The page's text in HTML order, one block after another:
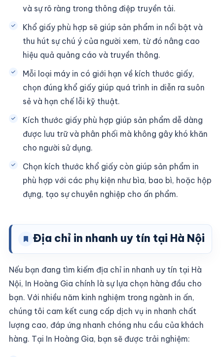
và sự rõ ràng trong thông điệp truyền tải.
Khổ giấy phù hợp sẽ giúp sản phẩm in nổi bật và
thu hút sự chú ý của người xem, từ đó nâng cao
hiệu quả quảng cáo và truyền thông.
Mỗi loại máy in có giới hạn về kích thước giấy,
chọn đúng khổ giấy giúp quá trình in diễn ra suôn
sẻ và hạn chế lỗi kỹ thuật.
Kích thước giấy phù hợp giúp sản phẩm dễ dàng
được lưu trữ và phân phối mà không gây khó khăn
cho người sử dụng.
Chọn kích thước khổ giấy còn giúp sản phẩm in
phù hợp với các phụ kiện như bìa, bao bì, hoặc hộp
đựng, tạo sự chuyên nghiệp cho ấn phẩm.
Địa chỉ in nhanh uy tín tại Hà Nội
Nếu bạn đang tìm kiếm địa chỉ in nhanh uy tín tại Hà
Nội, In Hoàng Gia chính là sự lựa chọn hàng đầu cho
bạn. Với nhiều năm kinh nghiệm trong ngành in ấn,
chúng tôi cam kết cung cấp dịch vụ in nhanh chất
lượng cao, đáp ứng nhanh chóng nhu cầu của khách
hàng. Tại In Hoàng Gia, bạn sẽ được trải nghiệm: